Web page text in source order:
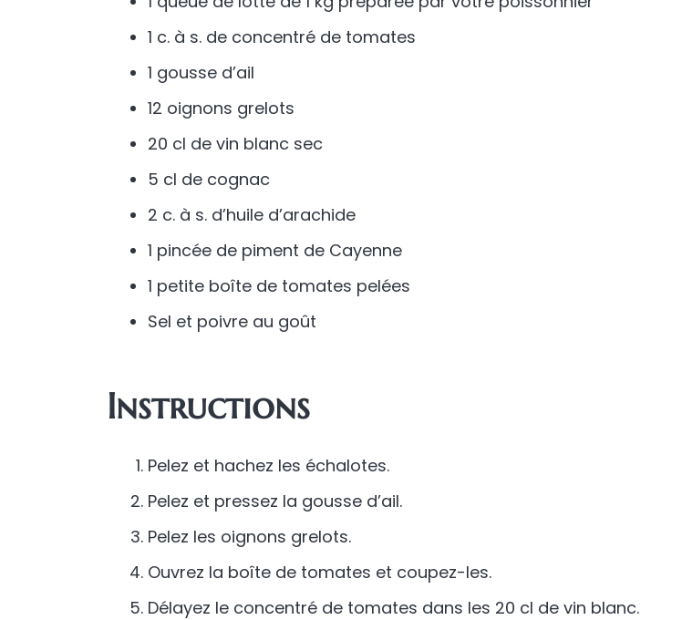
1 c. à s. de concentré de tomates
1 gousse d’ail
12 oignons grelots
20 cl de vin blanc sec
5 cl de cognac
2 c. à s. d’huile d’arachide
1 pincée de piment de Cayenne
1 petite boîte de tomates pelées
Sel et poivre au goût
Instructions
Pelez et hachez les échalotes.
Pelez et pressez la gousse d’ail.
Pelez les oignons grelots.
Ouvrez la boîte de tomates et coupez-les.
Délayez le concentré de tomates dans les 20 cl de vin blanc.